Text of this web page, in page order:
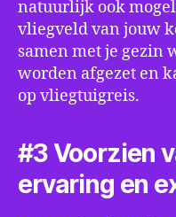
natuurlijk ook
vliegveld van jouw
samen met je gezin
worden afgezet en
op vliegtuigreis.
#3 Voorzien
ervaring en